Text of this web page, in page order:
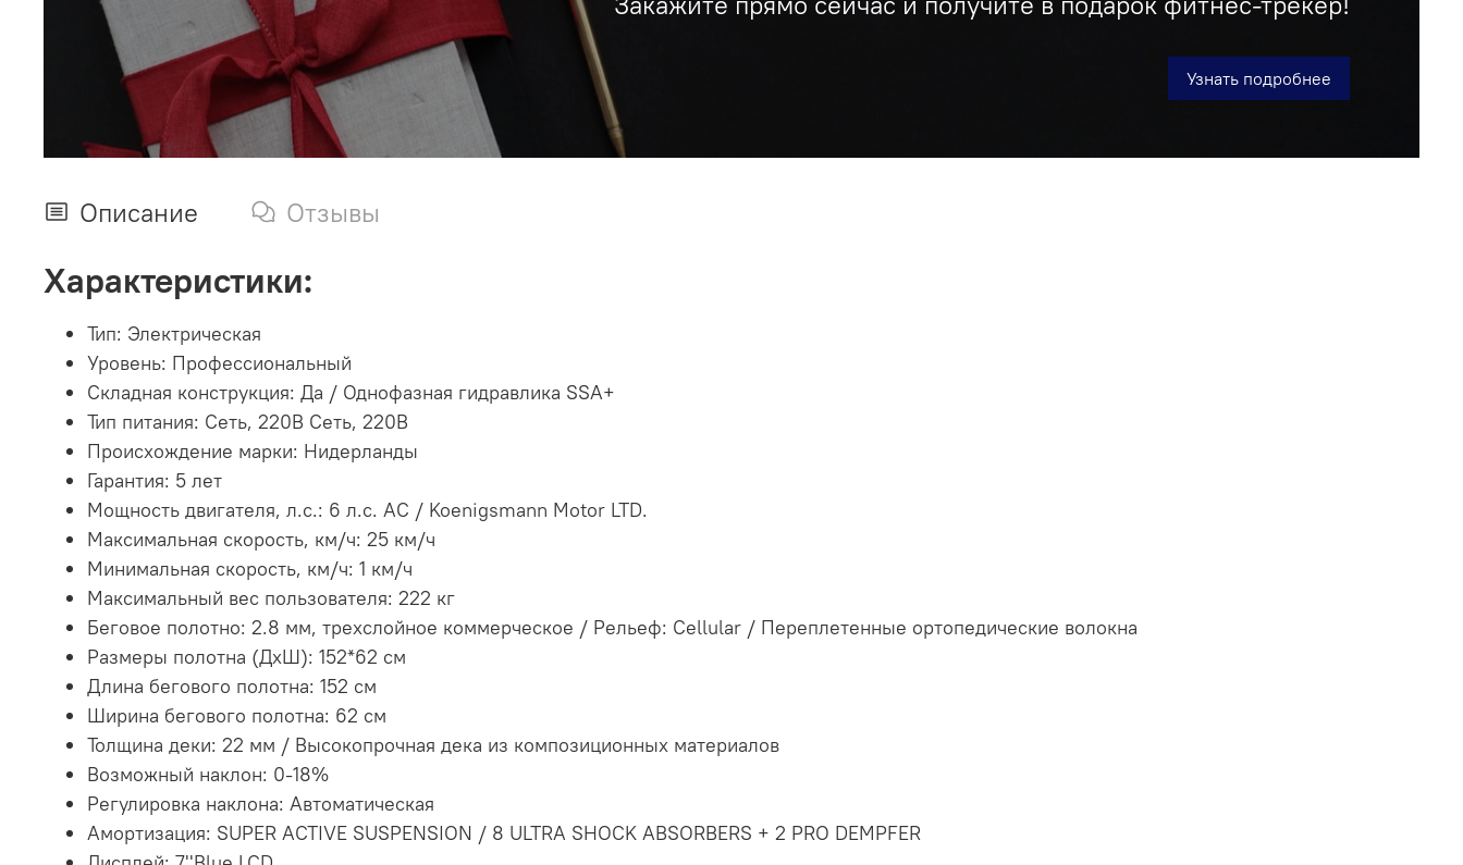
Узнать подробнее
Описание Отзывы
Характеристики:
Тип: Электрическая
Уровень: Профессиональный
Складная конструкция: Да / Однофазная гидравлика SSA+
Тип питания: Сеть, 220В Сеть, 220В
Происхождение марки: Нидерланды
Гарантия: 5 лет
Мощность двигателя, л.с.: 6 л.с. AC / Koenigsmann Motor LTD.
Максимальная скорость, км/ч: 25 км/ч
Минимальная скорость, км/ч: 1 км/ч
Максимальный вес пользователя: 222 кг
Беговое полотно: 2.8 мм, трехслойное коммерческое / Рельеф: Cellular / Переплетенные ортопедические волокна
Размеры полотна (ДхШ): 152*62 см
Длина бегового полотна: 152 см
Ширина бегового полотна: 62 см
Толщина деки: 22 мм / Высокопрочная дека из композиционных материалов
Возможный наклон: 0-18%
Регулировка наклона: Автоматическая
Амортизация: SUPER ACTIVE SUSPENSION / 8 ULTRA SHOCK ABSORBERS + 2 PRO DEMPFER